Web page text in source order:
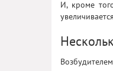
И, кроме